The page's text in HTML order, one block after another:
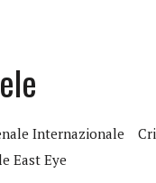
Internazionale
East Eye